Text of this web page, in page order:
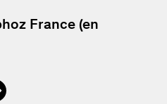
France (en